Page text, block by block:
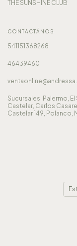
THE SUNSHINE CLUB
CONTACTÁNOS
541151368268
46439460
Sucursales: Palermo,
Castelar, Carlos
Castelar 149, Polanco,